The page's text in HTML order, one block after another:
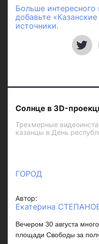
Больше
добавьте
источники.
Солнце в 3D-
Трехмерные
казанцы в День
ГОРОД
Автор:
Екатерина
Вечером 30 августа
площади Свободы за